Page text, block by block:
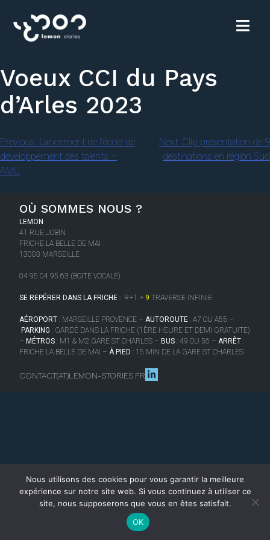
Voeux CCI du Pays
d’Arles 2023
Previous: Lancement de l’école de
développement des talents –
AMU
Next: Clip présentation de 9
destinations en région Sud
OÙ SOMMES NOUS ?
LEMON
41 RUE JOBIN
FRICHE LA BELLE DE MAI
13003 MARSEILLE
04 95 04 95 63 (BOITE VOCALE)
SE REPÉRER DANS LA FRICHE : R+1 > 9 TRAVERSE INFINIE
AÉROPORT : MARSEILLE PROVENCE –AUTOROUTE : A7 OU A55 –
PARKING : GARDÉ DANS LA FRICHE (1ÈRE HEURE ET DEMI GRATUITE)
–MÉTROS : M1 & M2 GARE ST CHARLES –BUS : 49 OU 56 –ARRÊT :
FRICHE LA BELLE DE MAI – À PIED : 15 MIN DE LA GARE ST CHARLES
CONTACT(AT)LEMON-STORIES.FR
Nous utilisons des cookies pour vous garantir la meilleure
expérience sur notre site web. Si vous continuez à utiliser ce
site, nous supposerons que vous en êtes satisfait.
OK